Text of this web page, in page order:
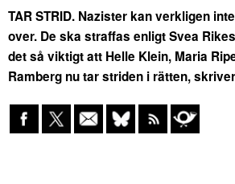
TAR STRID. Nazister kan verkligen
over. De ska straffas enligt Svea
det så viktigt att Helle Klein, Maria
Ramberg nu tar striden i rätten,